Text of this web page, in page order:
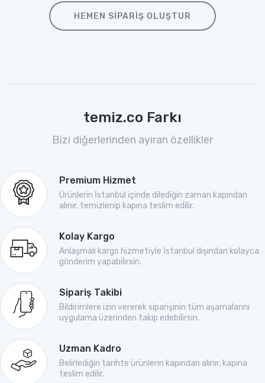
HEMEN SIPARIŞ OLUŞTUR
temiz.co Farkı
Bizi diğerlerinden ayıran özellikler
Premium Hizmet
Ürünlerin İstanbul içinde dilediğin zaman kapından
alınır, temizlenip kapına teslim edilir.
Kolay Kargo
Anlaşmalı kargo hizmetiyle İstanbul dışından kolayca
gönderim yapabilirsin.
Sipariş Takibi
Bildirimlere izin vererek siparişinin tüm aşamalarını
uygulama üzerinden takip edebilirsin.
Uzman Kadro
Belirlediğin tarihte ürünlerin kapından alınır, kapına
teslim edilir.